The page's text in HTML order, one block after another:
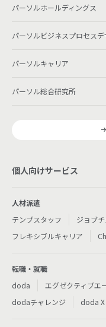
パーソルホールディングス
パーソルビジネスプロセスデ
パーソルキャリア
パーソル総合研究所
個人向けサービス
人材派遣
テンプスタッフ
ジョブ
フレキシブルキャリア
転職・就職
doda
エグゼクティブエ
dodaチャレンジ
doda X